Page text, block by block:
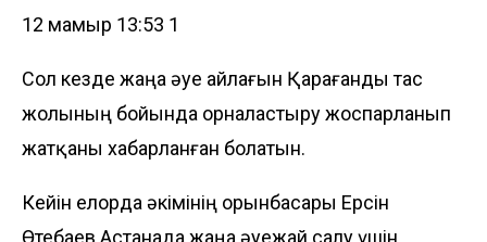
12 мамыр 13:53 1
Сол кезде жаңа әуе айлағын Қарағанды тас
жолының бойында орналастыру жоспарланып
жатқаны хабарланған болатын.
Кейін елорда әкімінің орынбасары Ерсін
Өтебаев Астанада жаңа әуежай салу үшін